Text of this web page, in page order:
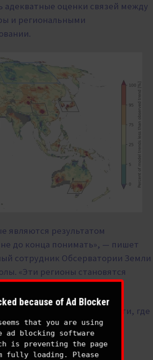
because of Ad Blocker
that you are using
ad blocking software
is preventing the page
fully loading. Please
адекватные оценки связей между
и региональными
являются результатом
до конца понимать», — пишет
сотрудник Обсерватории Земли
«Эти регионы становятся
65 лет, выявляя области, где
чем более умеренные
температурам, которые
величины….